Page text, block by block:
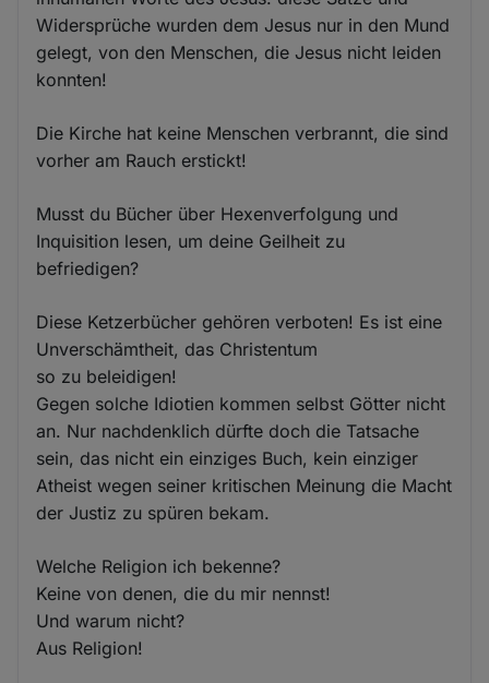
Widersprüche wurden dem Jesus nur in den Mund
gelegt, von den Menschen, die Jesus nicht leiden
konnten!
Die Kirche hat keine Menschen verbrannt, die sind
vorher am Rauch erstickt!
Musst du Bücher über Hexenverfolgung und
Inquisition lesen, um deine Geilheit zu
befriedigen?
Diese Ketzerbücher gehören verboten! Es ist eine
Unverschämtheit, das Christentum
so zu beleidigen!
Gegen solche Idiotien kommen selbst Götter nicht
an. Nur nachdenklich dürfte doch die Tatsache
sein, das nicht ein einziges Buch, kein einziger
Atheist wegen seiner kritischen Meinung die Macht
der Justiz zu spüren bekam.
Welche Religion ich bekenne?
Keine von denen, die du mir nennst!
Und warum nicht?
Aus Religion!